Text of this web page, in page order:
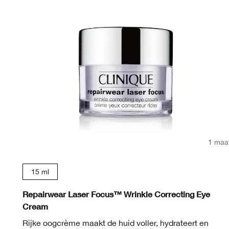
1
15 ml
Repairwear Laser Focus™ Wrinkle Correcting Eye
Cream
Rijke oogcrème maakt de huid voller, hydrateert en